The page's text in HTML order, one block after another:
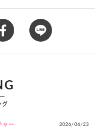
グ
ャー 2026/06/23